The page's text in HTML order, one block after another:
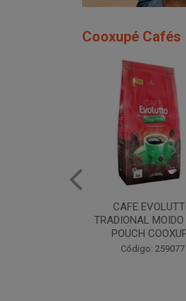
Cooxupé Cafés
CAFE EVOLUTTO
MOIDO 500G
Código: 259094